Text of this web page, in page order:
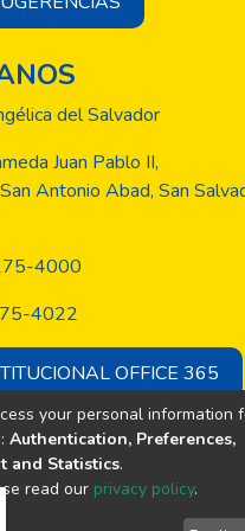
una percepción de
de servicios y
cercano a las necesidades
final de los
del Salvador
Juan Pablo II,
Antonio Abad, San
4000
4022
OFFICE 365
Copyright © Todos los
de la Universidad
your personal information
Authentication, Preferences,
and Statistics.
read our privacy policy.